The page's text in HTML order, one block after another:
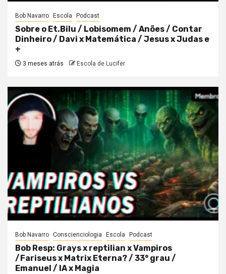
Bob Navarro Escola Podcast
Sobre o Et.Bilu / Lobisomem / Anões / Contar
Dinheiro / Davi x Matemática / Jesus x Judas e
+
3 meses atrás Escola de Lucifer
Bob Navarro Conscienciologia Escola Podcast
Bob Resp: Grays x reptilian x Vampiros
/Fariseus x Matrix Eterna? / 33° grau /
Emanuel / IA x Magia